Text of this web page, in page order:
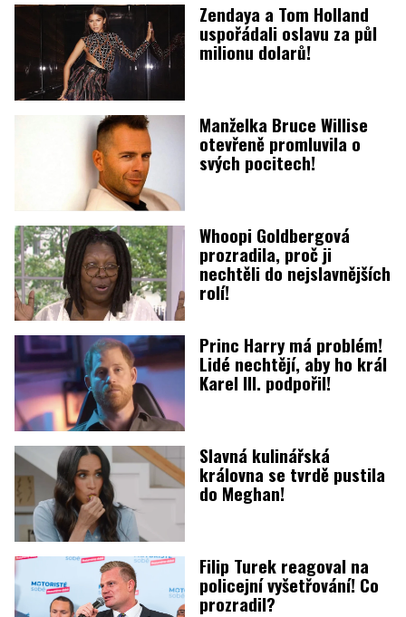
Zendaya a Tom Holland
uspořádali oslavu za půl
milionu dolarů!
Manželka Bruce Willise
otevřeně promluvila o
svých pocitech!
Whoopi Goldbergová
prozradila, proč ji
nechtěli do nejslavnějších
rolí!
Princ Harry má problém!
Lidé nechtějí, aby ho král
Karel III. podpořil!
Slavná kulinářská
královna se tvrdě pustila
do Meghan!
Filip Turek reagoval na
policejní vyšetřování! Co
prozradil?